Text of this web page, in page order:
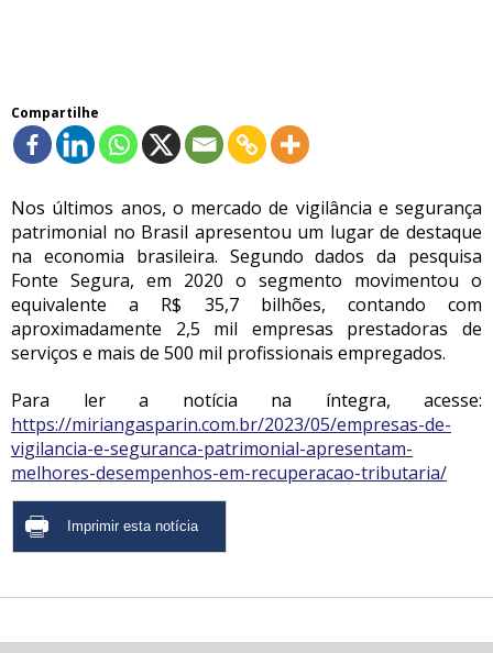
Compartilhe
Nos últimos anos, o mercado de vigilância e segurança
patrimonial no Brasil apresentou um lugar de destaque
na economia brasileira. Segundo dados da pesquisa
Fonte Segura, em 2020 o segmento movimentou o
equivalente a R$ 35,7 bilhões, contando com
aproximadamente 2,5 mil empresas prestadoras de
serviços e mais de 500 mil profissionais empregados.
Para ler a notícia na íntegra, acesse:
https://miriangasparin.com.br/2023/05/empresas-de-
vigilancia-e-seguranca-patrimonial-apresentam-
melhores-desempenhos-em-recuperacao-tributaria/